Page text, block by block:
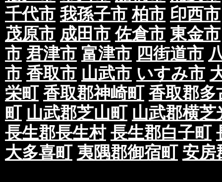
千代市 我孫子市 柏市 印西市
茂原市 成田市 佐倉市 東金市
市 君津市 富津市 四街道市
市 香取市 山武市 いすみ市
栄町 香取郡神崎町 香取郡多
町 山武郡芝山町 山武郡横芝
長生郡長生村 長生郡白子町
大多喜町 夷隅郡御宿町 安房